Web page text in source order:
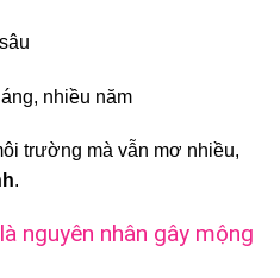
nhiều năm
trường mà vẫn mơ nhiều,
.
nguyên nhân gây mộng